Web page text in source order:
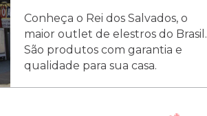
Conheça o Rei dos Salvados, o
maior outlet de elestros do Brasil.
São produtos com garantia e
qualidade para sua casa.